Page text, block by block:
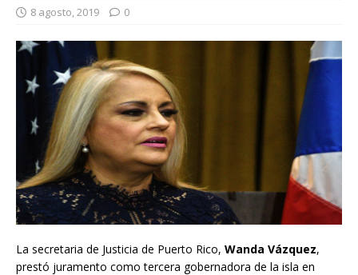
8 agosto, 2019 0
La secretaria de Justicia de Puerto Rico, Wanda Vázquez,
prestó juramento como tercera gobernadora de la isla en